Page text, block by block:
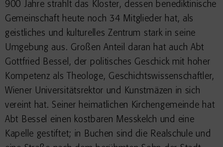
900 Jahre strahlt das Kloster, dessen benediktinische
Gemeinschaft heute noch 34 Mitglieder hat, als
geistliches und kulturelles Zentrum stark in seine
Umgebung aus. Großen Anteil daran hat auch Abt
Gottfried Bessel, der politisches Geschick mit hoher
Kompetenz als Theologe, Geschichtswissenschaftler,
Wiener Universitätsrektor und Kunstmäzen in sich
vereint hat. Seiner heimatlichen Kirchengemeinde hat
Abt Bessel einen kostbaren Messkelch und eine
Kapelle gestiftet; in Buchen sind die Realschule und